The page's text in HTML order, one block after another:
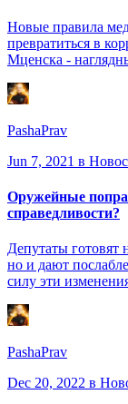
Новые правила
превратиться в
Мценска -
PashaPrav
Jun 7, 2021 в
Оружейные
справедливости?
Депутаты готовят
но и дают
силу эти
PashaPrav
Dec 20, 2022 в